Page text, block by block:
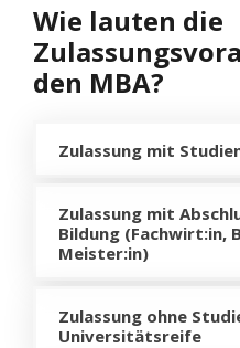
Wie lauten die
den MBA?
Zulassung mit
Zulassung mit
Bildung (Fachwirt:in,
Meister:in)
Zulassung ohne
Universitätsreife